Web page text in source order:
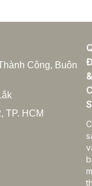
Công, Buôn
TP. HCM
&